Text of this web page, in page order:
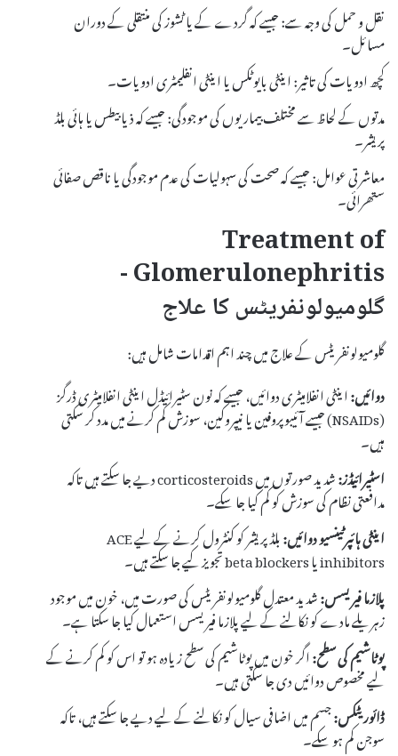
نقل و حمل کی وجہ سے: جیسے کہ گردے کے یا ٹشوز کی منتقلی کے دوران
مسائل۔
کچھ ادویات کی تاثیر: اینٹی بایوٹکس یا اینٹی انفلیمٹری ادویات۔
مدتوں کے لحاظ سے مختلف بیماریوں کی موجودگی: جیسے کہ ذیابیطس یا ہائی بلڈ
پریشر۔
معاشرتی عوامل: جیسے کہ صحت کی سہولیات کی عدم موجودگی یا ناقص صفائی
ستھرائی۔
Treatment of
Glomerulonephritis -
گلومیولونفریٹس کا علاج
گلومیولونفریٹس کے علاج میں چند اہم اقدامات شامل ہیں:
دوائیں:اینٹی انفلامیٹری دوائیں، جیسے کہ نون سٹیرائیڈل اینٹی انفلامیٹری ڈرگز
(NSAIDs) جیسے آئیبوپروفین یا نیپروکین، سوزش کم کرنے میں مدد کر سکتی
ہیں۔
اسٹیرائیڈز:
شدید صورتوں میں corticosteroids دیے جا سکتے ہیں تاکہ
مدافعتی نظام کی سوزش کو کم کیا جا سکے۔
اینٹی ہائپرٹینسیو دوائیں:
بلڈ پریشر کو کنٹرول کرنے کے لیے ACE
inhibitors یا beta blockers تجویز کیے جا سکتے ہیں۔
پلازما فیریسس:شدید معتدل گلومیولونفریٹس کی صورت میں، خون میں موجود
زہریلے مادے کو نکالنے کے لیے پلازما فیریسس استعمال کیا جا سکتا ہے۔
پوٹاشیم کی سطح:اگر خون میں پوٹاشیم کی سطح زیادہ ہو تو اس کو کم کرنے کے
لیے مخصوص دوائیں دی جا سکتی ہیں۔
ڈائوریٹکس:جسم میں اضافی سیال کو نکالنے کے لیے دیے جا سکتے ہیں، تاکہ
سوجن کم ہو سکے۔